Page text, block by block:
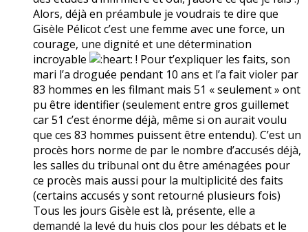
Alors, déjà en préambule je voudrais te dire que
Gisèle Pélicot c’est une femme avec une force, un
courage, une dignité et une détermination
incroyable
! Pour t’expliquer les faits, son
mari l’a droguée pendant 10 ans et l’a fait violer par
83 hommes en les filmant mais 51 « seulement » ont
pu être identifier (seulement entre gros guillemet
car 51 c’est énorme déjà, même si on aurait voulu
que ces 83 hommes puissent être entendu). C’est un
procès hors norme de par le nombre d’accusés déjà,
les salles du tribunal ont du être aménagées pour
ce procès mais aussi pour la multiplicité des faits
(certains accusés y sont retourné plusieurs fois)
Tous les jours Gisèle est là, présente, elle a
demandé la levé du huis clos pour les débats et le